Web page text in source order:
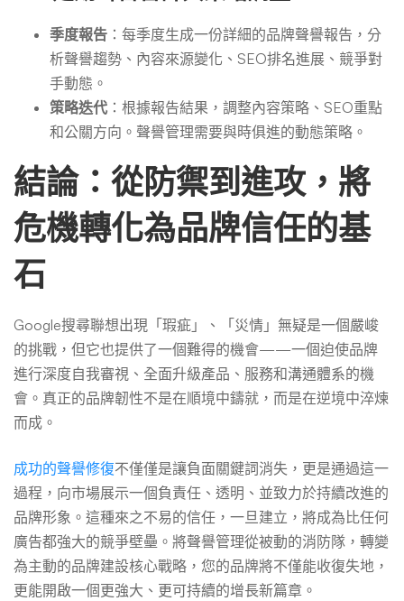
季度報告 ：每季度生成一份詳細的品牌聲譽報告，分
析聲譽趨勢、內容來源變化、SEO排名進展、競爭對
手動態。
策略迭代 ：根據報告結果，調整內容策略、SEO重點
和公關方向。聲譽管理需要與時俱進的動態策略。
結論：從防禦到進攻，將
危機轉化為品牌信任的基
石
Google搜尋聯想出現「瑕疵」、「災情」無疑是一個嚴峻
的挑戰，但它也提供了一個難得的機會——一個迫使品牌
進行深度自我審視、全面升級產品、服務和溝通體系的機
會。真正的品牌韌性不是在順境中鑄就，而是在逆境中淬煉
而成。
成功的聲譽修復不僅僅是讓負面關鍵詞消失，更是通過這一
過程，向市場展示一個負責任、透明、並致力於持續改進的
品牌形象。這種來之不易的信任，一旦建立，將成為比任何
廣告都強大的競爭壁壘。將聲譽管理從被動的消防隊，轉變
為主動的品牌建設核心戰略，您的品牌將不僅能收復失地，
更能開啟一個更強大、更可持續的增長新篇章。